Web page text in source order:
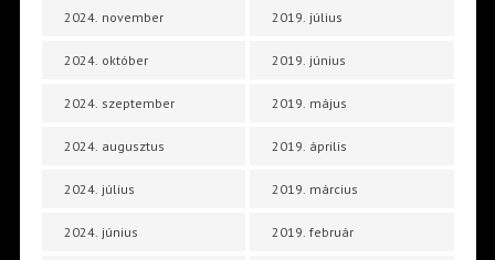
2024. november
2024. október
2024. szeptember
2024. augusztus
2024. július
2024. június
2019. július
2019. június
2019. május
2019. április
2019. március
2019. február